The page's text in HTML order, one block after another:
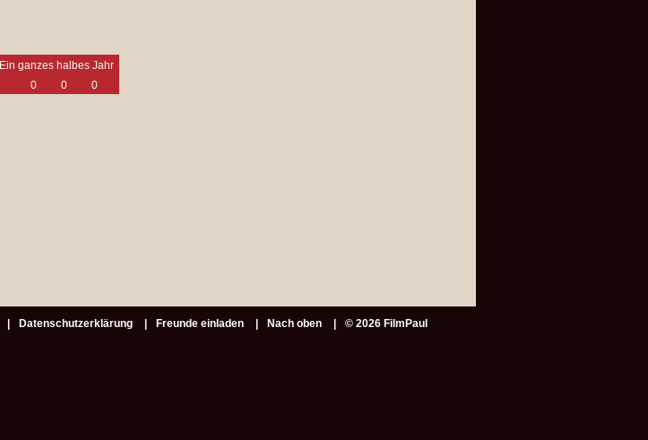
Ein ganzes halbes Jahr
0
0 0
Datenschutzerklärung Freunde einladen Nach oben © 2026 FilmPaul